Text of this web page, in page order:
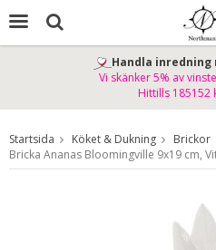
Produkten har blivit
Handla inredning
Vi skänker 5% av
Hittills 185152
Startsida Köket & Dukning
Brickor
Bricka Ananas Bloomingville 9x19 cm,